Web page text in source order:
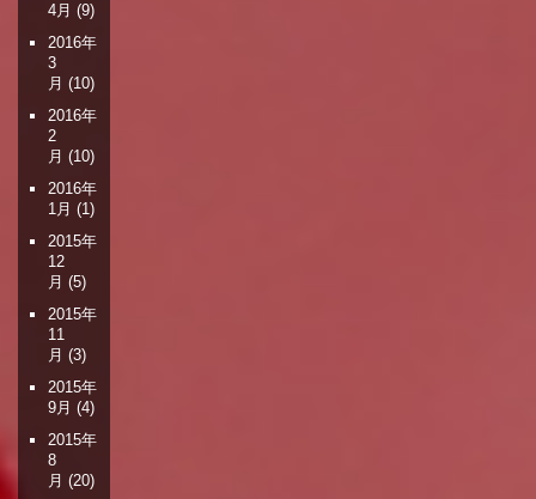
4月 (9)
2016年
3
月 (10)
2016年
2
月 (10)
2016年
1月 (1)
2015年
12
月 (5)
2015年
11
月 (3)
2015年
9月 (4)
2015年
8
月 (20)